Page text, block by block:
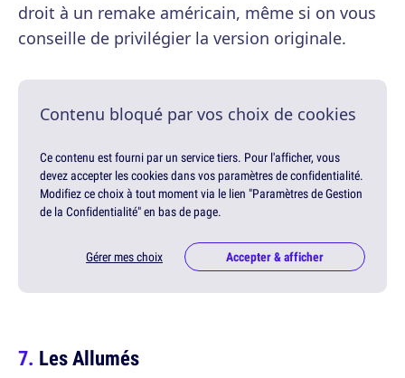
droit à un remake américain, même si on vous
conseille de privilégier la version originale.
Contenu bloqué par vos choix de cookies
Ce contenu est fourni par un service tiers. Pour l'afficher, vous
devez accepter les cookies dans vos paramètres de confidentialité.
Modifiez ce choix à tout moment via le lien "Paramètres de Gestion
de la Confidentialité" en bas de page.
Gérer mes choix Accepter & afficher
Les Allumés